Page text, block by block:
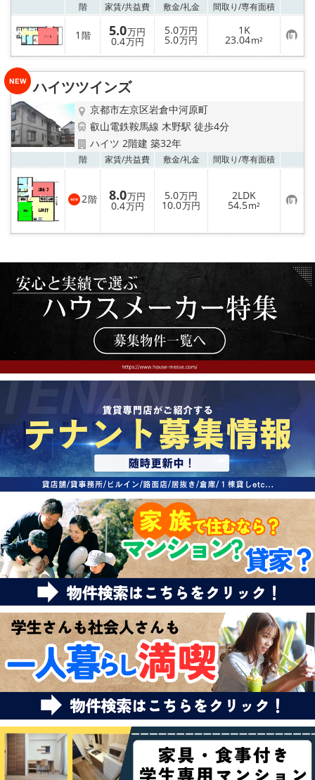
店舗情報·アクセス
会社概要
メールでお問い合わせ
階 家賃/共益費 敷金/礼金 間取り/専有面積
1 階 5.0万円
0.4万円
5.0万円
5.0万円
1K
23.04m² お
気
に
入
ハイツツインズ
京都市左京区岩倉中河原町
叡山電鉄鞍馬線 木野駅 徒歩4分
ハイツ 2階建 築32年
階 家賃/共益費 敷金/礼金 間取り/専有面積
2階 8.0万円
0.4万円
5.0万円
10.0万円
2LDK
54.5m² お
気
に
入
録